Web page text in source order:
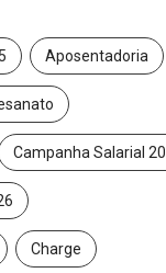
Aposentadoria
Campanha Salarial
Charge